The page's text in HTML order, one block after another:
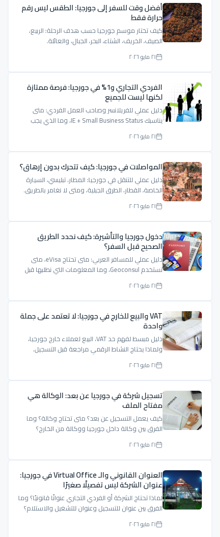
أفضل وقت للسفر إلى جورجيا: الطقس ليس رقم
حرارة فقط
كيف تختار موسم جورجيا حسب هدف الرحلة: الربيع،
الصيف، الخريف، الشتاء، البحر، الجبال، والعائلة.
٢١ مايو ٢٠٢٦
الفردي التجاري و1% في جورجيا: فرصة ممتازة
لكنها ليست للجميع
دليل عملي للفريلانسر وصاحب العمل الفردي: متى
يناسبك IE + Small Business Status، وما الذي يجب
فحصه قبل الاعتماد على 1%.
٢١ مايو ٢٠٢٦
المواصلات في جورجيا: كيف تتحرك بدون إرهاق؟
دليل عملي للتنقل في جورجيا: المطار، تبليسي، السيارة
الخاصة، القطار، الطرق الجبلية، ومتى لا نغامر بالطريق.
٢١ مايو ٢٠٢٦
دخول جورجيا والتأشيرة: كيف نحدد الطريق
الصحيح قبل السفر؟
دليل عملي للمسافر العربي: متى تحتاج eVisa، متى
تستخدم Geoconsul، وما المعلومات التي نطلبها قبل
إعطاء جواب واضح.
٢١ مايو ٢٠٢٦
VAT والبيع للخارج في جورجيا: لا تعتمد على جملة
واحدة
دليل مبسط لفهم حد VAT، البيع لعملاء خارج جورجيا،
ولماذا يحتاج النشاط الرقمي مراجعة قبل التسجيل.
٢١ مايو ٢٠٢٦
تسجيل شركة في جورجيا عن بعد: الوكالة هي
مفتاح الملف
كيف يعمل التسجيل عن بعد؟ متى تحتاج وكالة؟ وما
الفرق بين وكالة داخل جورجيا ووكالة من الخارج؟
٢١ مايو ٢٠٢٦
العنوان القانوني والـ Virtual Office في جورجيا:
عنوان الشركة ليس تفصيلًا صغيرًا
لماذا تحتاج الشركة أو الفردي التجاري عنوانًا قانونيًا؟ وما
الفرق بين عنوان للتسجيل وعنوان للتشغيل والاستلام؟
٢١ مايو ٢٠٢٦